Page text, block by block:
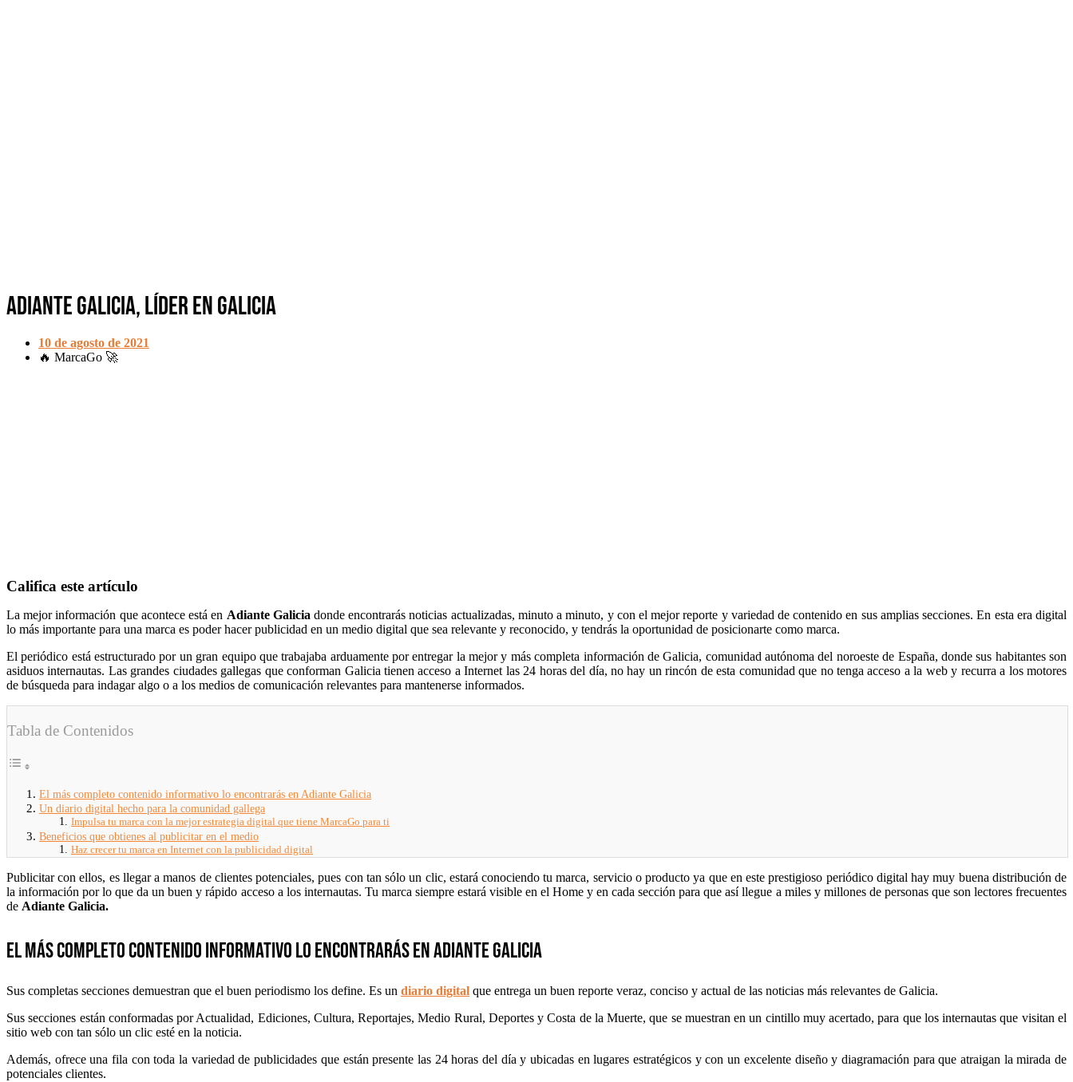
Adiante Galicia, líder en Galicia
10 de agosto de 2021
🔥 MarcaGo 🚀
Califica este artículo
La mejor información que acontece está en Adiante Galicia donde encontrarás noticias actualizadas, minuto a minuto, y con el mejor reporte y variedad de contenido en sus amplias secciones. En esta era digital
lo más importante para una marca es poder hacer publicidad en un medio digital que sea relevante y reconocido, y tendrás la oportunidad de posicionarte como marca.
El periódico está estructurado por un gran equipo que trabajaba arduamente por entregar la mejor y más completa información de Galicia, comunidad autónoma del noroeste de España, donde sus habitantes son
asiduos internautas. Las grandes ciudades gallegas que conforman Galicia tienen acceso a Internet las 24 horas del día, no hay un rincón de esta comunidad que no tenga acceso a la web y recurra a los motores
de búsqueda para indagar algo o a los medios de comunicación relevantes para mantenerse informados.
Tabla de Contenidos
El más completo contenido informativo lo encontrarás en Adiante Galicia
Un diario digital hecho para la comunidad gallega
Impulsa tu marca con la mejor estrategia digital que tiene MarcaGo para ti
Beneficios que obtienes al publicitar en el medio
Haz crecer tu marca en Internet con la publicidad digital
Publicitar con ellos, es llegar a manos de clientes potenciales, pues con tan sólo un clic, estará conociendo tu marca, servicio o producto ya que en este prestigioso periódico digital hay muy buena distribución de
la información por lo que da un buen y rápido acceso a los internautas. Tu marca siempre estará visible en el Home y en cada sección para que así llegue a miles y millones de personas que son lectores frecuentes
de Adiante Galicia.
El más completo contenido informativo lo encontrarás en Adiante Galicia
Sus completas secciones demuestran que el buen periodismo los define. Es un diario digital que entrega un buen reporte veraz, conciso y actual de las noticias más relevantes de Galicia.
Sus secciones están conformadas por Actualidad, Ediciones, Cultura, Reportajes, Medio Rural, Deportes y Costa de la Muerte, que se muestran en un cintillo muy acertado, para que los internautas que visitan el
sitio web con tan sólo un clic esté en la noticia.
Además, ofrece una fila con toda la variedad de publicidades que están presente las 24 horas del día y ubicadas en lugares estratégicos y con un excelente diseño y diagramación para que atraigan la mirada de
potenciales clientes.